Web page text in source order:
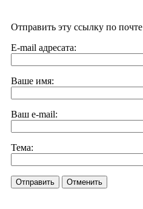
Отправить эту ссылку по почте
E-mail адресата:
Ваше имя:
Ваш e-mail:
Тема:
Отправить Отменить